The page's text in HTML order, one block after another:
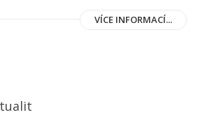
VÍCE INFORMACÍ...